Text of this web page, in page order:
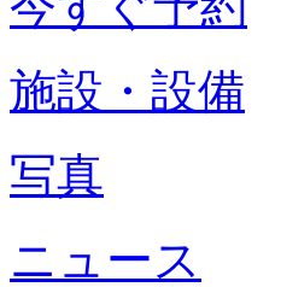
施設・設備
写真
ニュース